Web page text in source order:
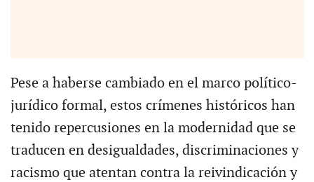
Pese a haberse cambiado en el marco político-
jurídico formal, estos crímenes históricos han
tenido repercusiones en la modernidad que se
traducen en desigualdades, discriminaciones y
racismo que atentan contra la reivindicación y